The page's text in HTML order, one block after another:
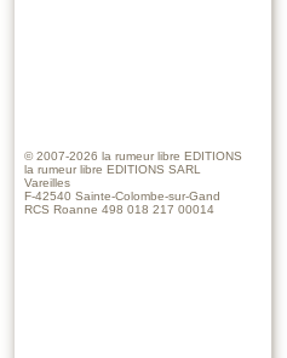
© 2007-2026 la rumeur libre EDITIONS
la rumeur libre EDITIONS SARL
Vareilles
F-42540 Sainte-Colombe-sur-Gand
RCS Roanne 498 018 217 00014